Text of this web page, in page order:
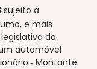
sujeito a
e mais
do
automóvel
- Montante